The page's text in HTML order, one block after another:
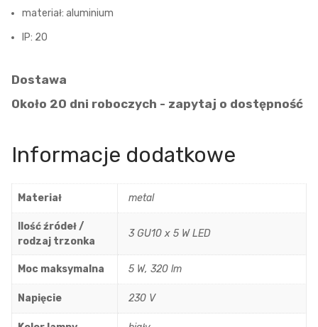
materiał: aluminium
IP: 20
Dostawa
Około 20 dni roboczych - zapytaj o dostępność
Informacje dodatkowe
Materiał metal
Ilość źródeł /
rodzaj trzonka
3 GU10 x 5 W LED
Moc maksymalna 5 W, 320 lm
Napięcie 230 V